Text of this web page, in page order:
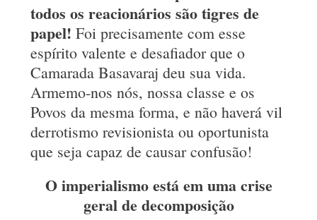
todos os reacionários são tigres de
papel!Foi precisamente com esse
espírito valente e desafiador que o
Camarada Basavaraj deu sua vida.
Armemo-nos nós, nossa classe e os
Povos da mesma forma, e não haverá vil
derrotismo revisionista ou oportunista
que seja capaz de causar confusão!
O imperialismo está em uma crise
geral de decomposição